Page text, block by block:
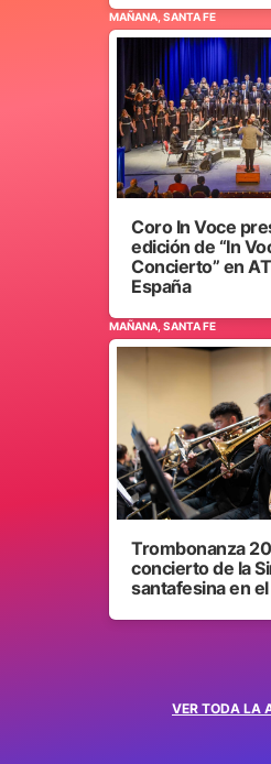
VER TODA LA
MAÑANA, SANTA FE
Coro In Voce
edición de “In
Concierto” en
España
MAÑANA, SANTA FE
Trombonanza
concierto de la
santafesina en el